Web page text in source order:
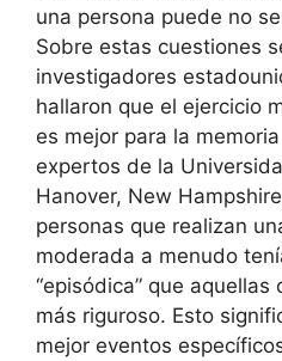
una persona puede no
Sobre estas cuestiones
investigadores
hallaron que el ejercicio
es mejor para la
expertos de la
Hanover, New
personas que realizan
moderada a menudo
“episódica” que
más riguroso. Esto
mejor eventos